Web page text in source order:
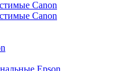
Canon
Canon
Epson